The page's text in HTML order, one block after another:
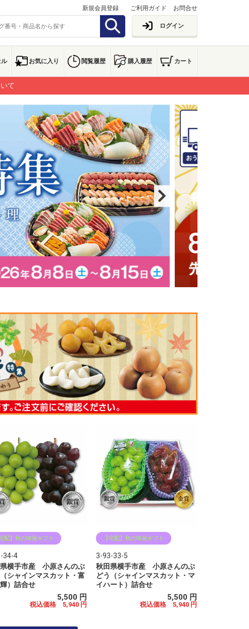
新規会員登録 ご利用ガイド お問合せ
ログイン
ル お気に入り 閲覧履歴 購入履歴 カート
て
て
て
宅配】秋の味覚ギフト
34-4
横手市産 小原さんのぶ
シャインマスカット・富
）詰合せ
5,500 円
税込価格 5,940 円
【宅配】秋の味覚ギフト
3-93-33-5
秋田県横手市産 小原さんのぶ
どう（シャインマスカット・マ
イハート）詰合せ
5,500 円
税込価格 5,940 円